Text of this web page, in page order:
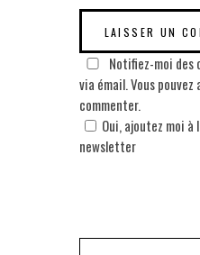
Notifiez-moi des
via émail. Vous pouvez
commenter.
Oui, ajoutez moi
newsletter